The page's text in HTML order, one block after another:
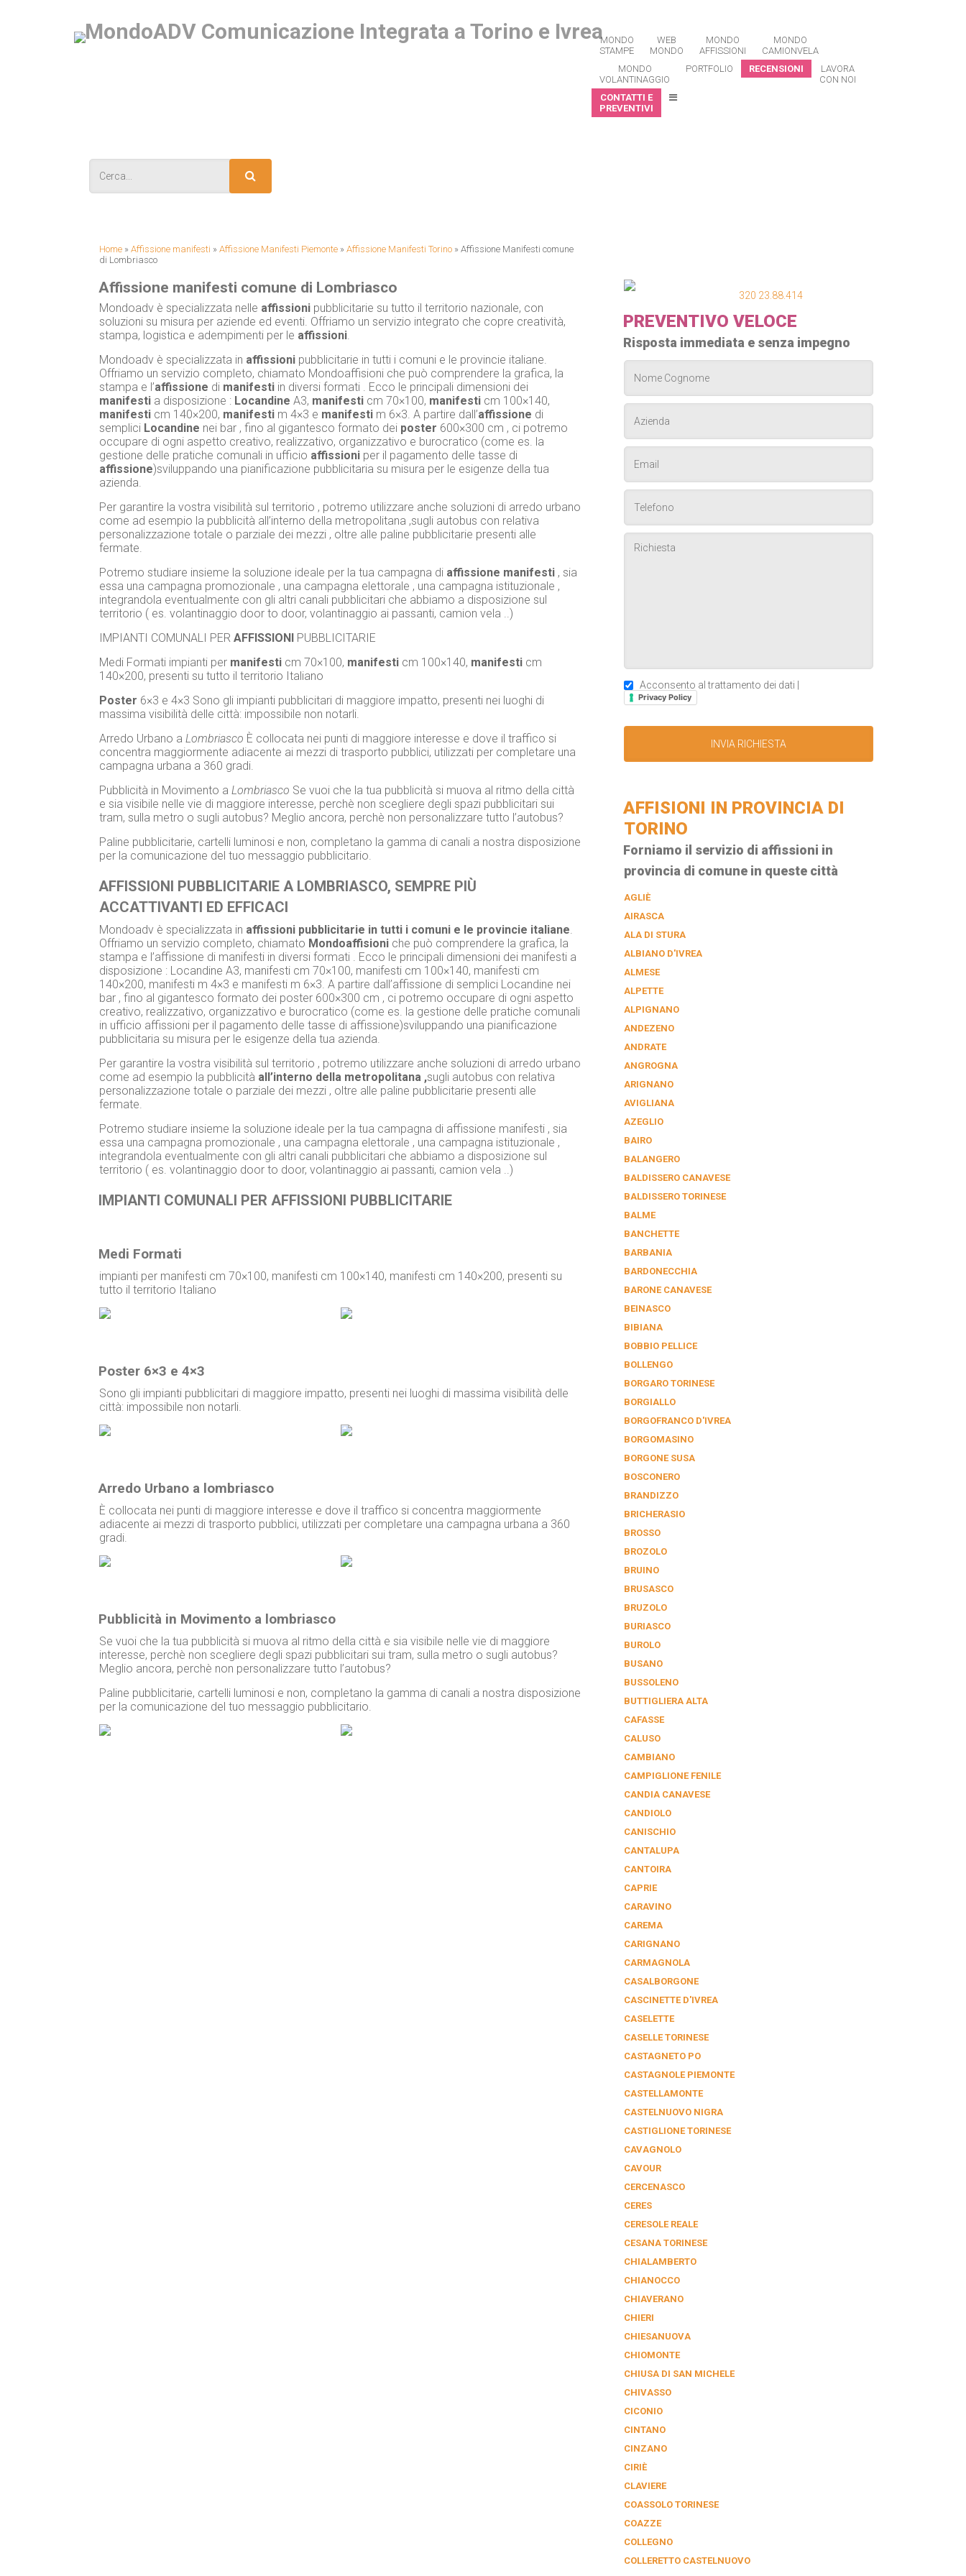
MONDO
STAMPE
WEB
MONDO
MONDO
AFFISSIONI
MONDO
CAMIONVELA
MONDO
VOLANTINAGGIO
PORTFOLIO RECENSIONI
LAVORA
CON NOI
CONTATTI E
PREVENTIVI
Home » Affissione manifesti » Affissione Manifesti Piemonte » Affissione Manifesti Torino » Affissione Manifesti comune
di Lombriasco
Affissione manifesti comune di Lombriasco
Mondoadv è specializzata nelle affissioni pubblicitarie su tutto il territorio nazionale, con
soluzioni su misura per aziende ed eventi. Offriamo un servizio integrato che copre creatività,
stampa, logistica e adempimenti per le affissioni.
Mondoadv è specializzata in affissioni pubblicitarie in tutti i comuni e le provincie italiane.
Offriamo un servizio completo, chiamato Mondoaffisioni che può comprendere la grafica, la
stampa e l’affissione di manifesti in diversi formati . Ecco le principali dimensioni dei
manifesti a disposizione : Locandine A3, manifesti cm 70×100, manifesti cm 100×140,
manifesti cm 140×200, manifesti m 4×3 e manifesti m 6×3. A partire dall’affissione di
semplici Locandine nei bar , fino al gigantesco formato dei poster 600×300 cm , ci potremo
occupare di ogni aspetto creativo, realizzativo, organizzativo e burocratico (come es. la
gestione delle pratiche comunali in ufficio affissioni per il pagamento delle tasse di
affissione)sviluppando una pianificazione pubblicitaria su misura per le esigenze della tua
azienda.
Per garantire la vostra visibilità sul territorio , potremo utilizzare anche soluzioni di arredo urbano
come ad esempio la pubblicità all’interno della metropolitana ,sugli autobus con relativa
personalizzazione totale o parziale dei mezzi , oltre alle paline pubblicitarie presenti alle
fermate.
Potremo studiare insieme la soluzione ideale per la tua campagna di affissione manifesti , sia
essa una campagna promozionale , una campagna elettorale , una campagna istituzionale ,
integrandola eventualmente con gli altri canali pubblicitari che abbiamo a disposizione sul
territorio ( es. volantinaggio door to door, volantinaggio ai passanti, camion vela ..)
IMPIANTI COMUNALI PER AFFISSIONI PUBBLICITARIE
Medi Formati impianti per manifesti cm 70×100, manifesti cm 100×140, manifesti cm
140×200, presenti su tutto il territorio Italiano
Poster 6×3 e 4×3 Sono gli impianti pubblicitari di maggiore impatto, presenti nei luoghi di
massima visibilità delle città: impossibile non notarli.
Arredo Urbano a Lombriasco È collocata nei punti di maggiore interesse e dove il traffico si
concentra maggiormente adiacente ai mezzi di trasporto pubblici, utilizzati per completare una
campagna urbana a 360 gradi.
Pubblicità in Movimento a Lombriasco Se vuoi che la tua pubblicità si muova al ritmo della città
e sia visibile nelle vie di maggiore interesse, perchè non scegliere degli spazi pubblicitari sui
tram, sulla metro o sugli autobus? Meglio ancora, perchè non personalizzare tutto l’autobus?
Paline pubblicitarie, cartelli luminosi e non, completano la gamma di canali a nostra disposizione
per la comunicazione del tuo messaggio pubblicitario.
AFFISSIONI PUBBLICITARIE A LOMBRIASCO, SEMPRE PIÙ
ACCATTIVANTI ED EFFICACI
Mondoadv è specializzata in affissioni pubblicitarie in tutti i comuni e le provincie italiane.
Offriamo un servizio completo, chiamato Mondoaffisioni che può comprendere la grafica, la
stampa e l’affissione di manifesti in diversi formati . Ecco le principali dimensioni dei manifesti a
disposizione : Locandine A3, manifesti cm 70×100, manifesti cm 100×140, manifesti cm
140×200, manifesti m 4×3 e manifesti m 6×3. A partire dall’affissione di semplici Locandine nei
bar , fino al gigantesco formato dei poster 600×300 cm , ci potremo occupare di ogni aspetto
creativo, realizzativo, organizzativo e burocratico (come es. la gestione delle pratiche comunali
in ufficio affissioni per il pagamento delle tasse di affissione)sviluppando una pianificazione
pubblicitaria su misura per le esigenze della tua azienda.
Per garantire la vostra visibilità sul territorio , potremo utilizzare anche soluzioni di arredo urbano
come ad esempio la pubblicità all’interno della metropolitana ,sugli autobus con relativa
personalizzazione totale o parziale dei mezzi , oltre alle paline pubblicitarie presenti alle
fermate.
Potremo studiare insieme la soluzione ideale per la tua campagna di affissione manifesti , sia
essa una campagna promozionale , una campagna elettorale , una campagna istituzionale ,
integrandola eventualmente con gli altri canali pubblicitari che abbiamo a disposizione sul
territorio ( es. volantinaggio door to door, volantinaggio ai passanti, camion vela ..)
IMPIANTI COMUNALI PER AFFISSIONI PUBBLICITARIE
Medi Formati
impianti per manifesti cm 70×100, manifesti cm 100×140, manifesti cm 140×200, presenti su
tutto il territorio Italiano
Poster 6×3 e 4×3
Sono gli impianti pubblicitari di maggiore impatto, presenti nei luoghi di massima visibilità delle
città: impossibile non notarli.
Arredo Urbano a lombriasco
È collocata nei punti di maggiore interesse e dove il traffico si concentra maggiormente
adiacente ai mezzi di trasporto pubblici, utilizzati per completare una campagna urbana a 360
gradi.
Pubblicità in Movimento a lombriasco
Se vuoi che la tua pubblicità si muova al ritmo della città e sia visibile nelle vie di maggiore
interesse, perchè non scegliere degli spazi pubblicitari sui tram, sulla metro o sugli autobus?
Meglio ancora, perchè non personalizzare tutto l’autobus?
Paline pubblicitarie, cartelli luminosi e non, completano la gamma di canali a nostra disposizione
per la comunicazione del tuo messaggio pubblicitario.
320 23.88.414
PREVENTIVO VELOCE
Risposta immediata e senza impegno
Acconsento al trattamento dei dati |
Privacy Policy
AFFISIONI IN PROVINCIA DI
TORINO
Forniamo il servizio di affissioni in
provincia di comune in queste città
AGLIÈ
AIRASCA
ALA DI STURA
ALBIANO D'IVREA
ALMESE
ALPETTE
ALPIGNANO
ANDEZENO
ANDRATE
ANGROGNA
ARIGNANO
AVIGLIANA
AZEGLIO
BAIRO
BALANGERO
BALDISSERO CANAVESE
BALDISSERO TORINESE
BALME
BANCHETTE
BARBANIA
BARDONECCHIA
BARONE CANAVESE
BEINASCO
BIBIANA
BOBBIO PELLICE
BOLLENGO
BORGARO TORINESE
BORGIALLO
BORGOFRANCO D'IVREA
BORGOMASINO
BORGONE SUSA
BOSCONERO
BRANDIZZO
BRICHERASIO
BROSSO
BROZOLO
BRUINO
BRUSASCO
BRUZOLO
BURIASCO
BUROLO
BUSANO
BUSSOLENO
BUTTIGLIERA ALTA
CAFASSE
CALUSO
CAMBIANO
CAMPIGLIONE FENILE
CANDIA CANAVESE
CANDIOLO
CANISCHIO
CANTALUPA
CANTOIRA
CAPRIE
CARAVINO
CAREMA
CARIGNANO
CARMAGNOLA
CASALBORGONE
CASCINETTE D'IVREA
CASELETTE
CASELLE TORINESE
CASTAGNETO PO
CASTAGNOLE PIEMONTE
CASTELLAMONTE
CASTELNUOVO NIGRA
CASTIGLIONE TORINESE
CAVAGNOLO
CAVOUR
CERCENASCO
CERES
CERESOLE REALE
CESANA TORINESE
CHIALAMBERTO
CHIANOCCO
CHIAVERANO
CHIERI
CHIESANUOVA
CHIOMONTE
CHIUSA DI SAN MICHELE
CHIVASSO
CICONIO
CINTANO
CINZANO
CIRIÈ
CLAVIERE
COASSOLO TORINESE
COAZZE
COLLEGNO
COLLERETTO CASTELNUOVO